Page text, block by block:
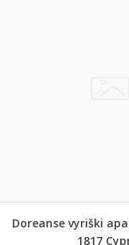
Doreanse vyriški
1817